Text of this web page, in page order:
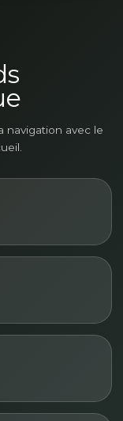
navigation avec le